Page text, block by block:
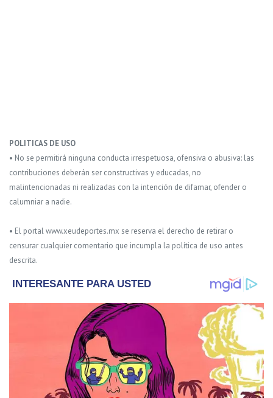
POLITICAS DE USO
• No se permitirá ninguna conducta irrespetuosa, ofensiva o abusiva: las
contribuciones deberán ser constructivas y educadas, no
malintencionadas ni realizadas con la intención de difamar, ofender o
calumniar a nadie.
• El portal www.xeudeportes.mx se reserva el derecho de retirar o
censurar cualquier comentario que incumpla la política de uso antes
descrita.